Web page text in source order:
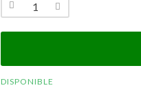
DISPONIBLE